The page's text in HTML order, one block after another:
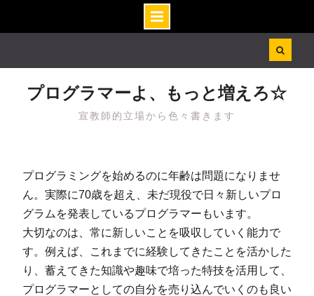
プログラマーよ、もっと増えろ☆
宣教師的立場から色々書きます
プログラミングを始めるのに年齢は問題になりませ
ん。実際に70歳を超え、未だ現役で日々新しいプロ
グラムを発表しているプログラマーもいます。
大切なのは、常に新しいことを吸収していく能力で
す。例えば、これまでに経験してきたことを活かした
り、蓄えてきた知識や趣味で培った特技を活用して、
プログラマーとしての自分を売り込んでいくのも良い